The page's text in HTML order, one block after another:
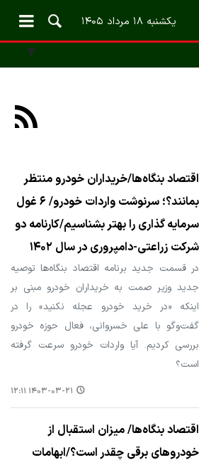
یکشنبه ۱۸ مرداد ۱۴۰۵
اقتصاد بنگاه‌ها/خریداران خودرو منتظر
بمانند؟؛ سرنوشت واردات خودرو/ ۶ غول
سرمایه گذاری را بهتر بشناسیم/کارنامه دو
شرکت زراعتی-دامپروری در سال ۱۴۰۲
در قسمت جدید برنامه اقتصاد بنگاه‌ها توصیه
جدید وزیر صمت به خریداران خودرو مبنی بر
اینکه «در خرید خودرو عجله نکنید» را در
گفت‌وگو با علی خسروانی، فعال حوزه خودرو
بررسی کردیم. آیا واردات خودرو سرعت گرفته
است؟
۱۴۰۳-۰۳-۲۱ ۱۲:۱۱
اقتصاد بنگاه‌ها/ میزان استقبال از
خودروهای برقی چقدر است؟/ابهامات